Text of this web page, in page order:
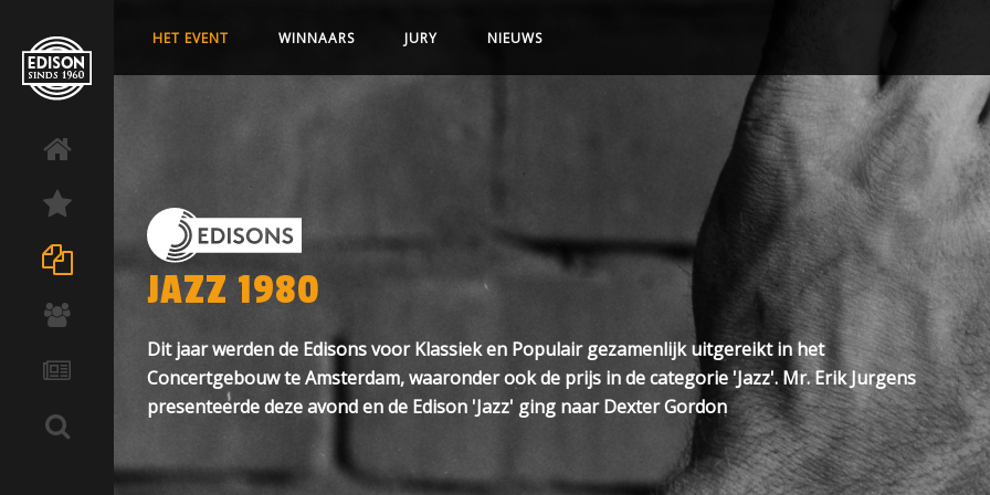
HET EVENT WINNAARS JURY NIEUWS
JAZZ 1980
Dit jaar werden de Edisons voor Klassiek en Populair gezamenlijk uitgereikt in het
Concertgebouw te Amsterdam, waaronder ook de prijs in de categorie 'Jazz'. Mr. Erik Jurgens
presenteerde deze avond en de Edison 'Jazz' ging naar Dexter Gordon